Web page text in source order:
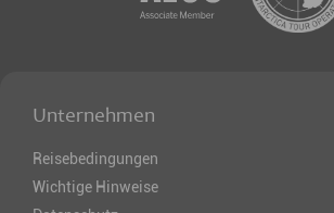
Unternehmen
Reisebedingungen
Wichtige Hinweise